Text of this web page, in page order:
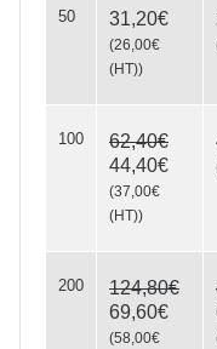
50 31,20€
(26,00€
(HT))
100
62,40€
44,40€
(37,00€
(HT))
200
124,80€
69,60€
(58,00€